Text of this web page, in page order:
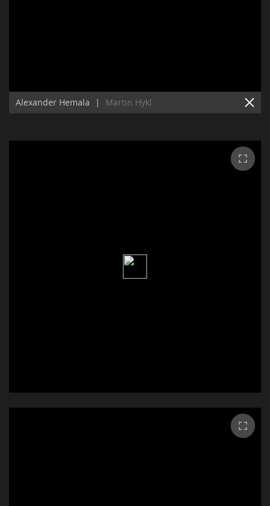
Alexander Hemala | Martin Hykl